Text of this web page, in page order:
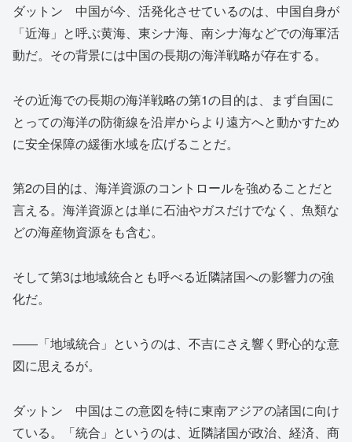
ダットン 中国が今、活発化させているのは、中国自身が
「近海」と呼ぶ黄海、東シナ海、南シナ海などでの海軍活
動だ。その背景には中国の長期の海洋戦略が存在する。
その近海での長期の海洋戦略の第1の目的は、まず自国に
とっての海洋の防衛線を沿岸からより遠方へと動かすため
に安全保障の緩衝水域を広げることだ。
第2の目的は、海洋資源のコントロールを強めることだと
言える。海洋資源とは単に石油やガスだけでなく、魚類な
どの海産物資源をも含む。
そして第3は地域統合とも呼べる近隣諸国への影響力の強
化だ。
――「地域統合」というのは、不吉にさえ響く野心的な意
図に思えるが。
ダットン 中国はこの意図を特に東南アジアの諸国に向け
ている。「統合」というのは、近隣諸国が政治、経済、商